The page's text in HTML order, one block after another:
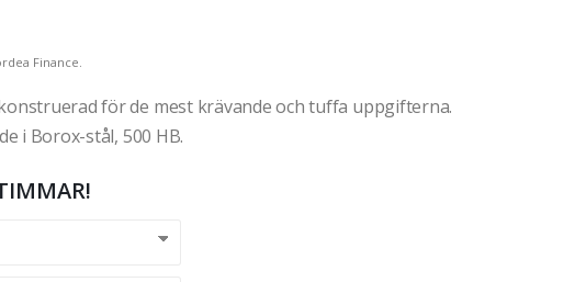
Finance.
för de mest krävande och tuffa uppgifterna.
i Borox-stål, 500 HB.